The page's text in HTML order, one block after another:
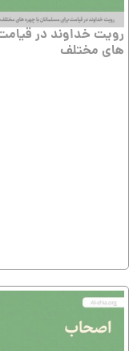
رویت خداوند در
های مختلف